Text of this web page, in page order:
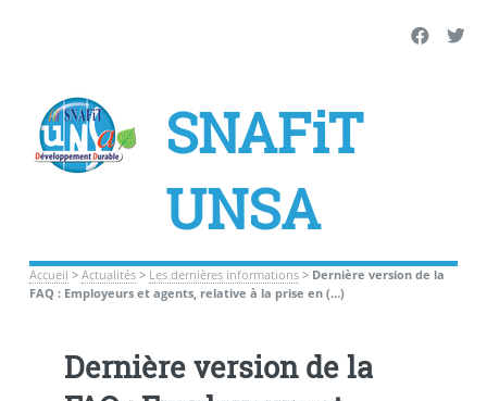
SNAFiT
UNSA
Accueil > Actualités> Les dernières informations> Dernière version de la
FAQ : Employeurs et agents, relative à la prise en (…)
Dernière version de la